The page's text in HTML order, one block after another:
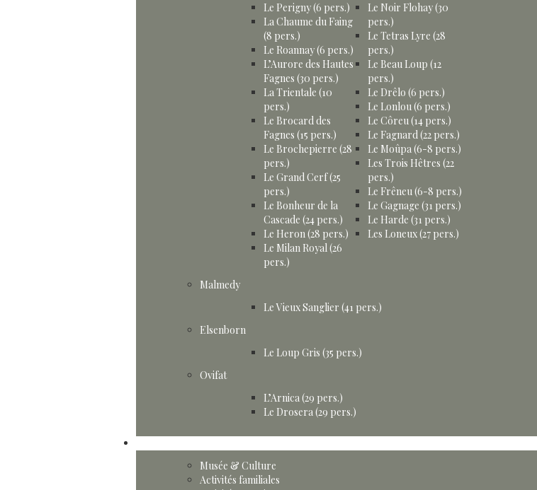
Le Perigny (6 pers.)
La Chaume du Faing
(8 pers.)
Le Roannay (6 pers.)
L’Aurore des Hautes
Fagnes (30 pers.)
La Trientale (10
pers.)
Le Brocard des
Fagnes (15 pers.)
Le Brochepierre (28
pers.)
Le Grand Cerf (25
pers.)
Le Bonheur de la
Cascade (24 pers.)
Le Heron (28 pers.)
Le Milan Royal (26
pers.)
Le Noir Flohay (30
pers.)
Le Tetras Lyre (28
pers.)
Le Beau Loup (12
pers.)
Le Drêlo (6 pers.)
Le Lonlou (6 pers.)
Le Côreu (14 pers.)
Le Fagnard (22 pers.)
Le Moûpa (6-8 pers.)
Les Trois Hêtres (22
pers.)
Le Frêneu (6-8 pers.)
Le Gagnage (31 pers.)
Le Harde (31 pers.)
Les Loneux (27 pers.)
Malmedy
Le Vieux Sanglier (41 pers.)
Elsenborn
Le Loup Gris (35 pers.)
Ovifat
L’Arnica (29 pers.)
Le Drosera (29 pers.)
Musée & Culture
Activités familiales